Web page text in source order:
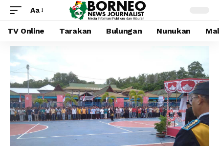
Aa
TV Online Tarakan Bulungan Nunukan